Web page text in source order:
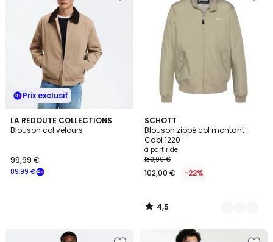
Prix exclusif
LA REDOUTE COLLECTIONS
Blouson col velours
€
souscrivez
89,99 €
99,99 €
SCHOTT
Blouson zippé col montant
Cabl 1220
à partir de
130,00 €
102,00 € -22%
4,5
/ 5
6
Couleurs
4,5
/